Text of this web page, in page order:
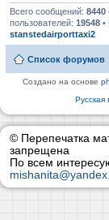
Всего сообщений: 8440
пользователей: 19548 •
stanstedairporttaxi2
Список форумов
Создано на основе
Русская
© Перепечатка
запрещена
По всем